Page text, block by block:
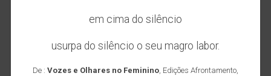
em cima do silêncio
usurpa do silêncio o seu magro labor.
De : Vozes e Olhares no Feminino , Edições Afrontamento,